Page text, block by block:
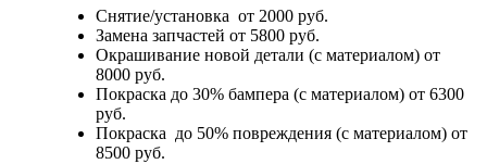
Снятие/установка от 2000 руб.
Замена запчастей от 5800 руб.
Окрашивание новой детали (с материалом) от
8000 руб.
Покраска до 30% бампера (с материалом) от 6300
руб.
Покраска до 50% повреждения (с материалом) от
8500 руб.